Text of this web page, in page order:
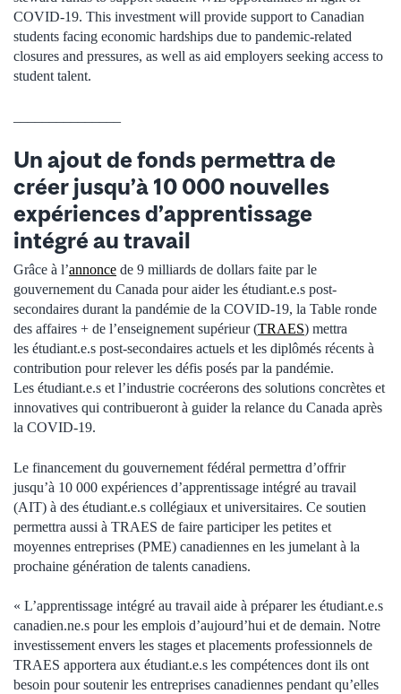
COVID-19. This investment will provide support to Canadian
students facing economic hardships due to pandemic-related
closures and pressures, as well as aid employers seeking access to
student talent.
Un ajout de fonds permettra de
créer jusqu’à 10 000 nouvelles
expériences d’apprentissage
intégré au travail
Grâce à l’annonce de 9 milliards de dollars faite par le
gouvernement du Canada pour aider les étudiant.e.s post-
secondaires durant la pandémie de la COVID-19, la Table ronde
des affaires + de l’enseignement supérieur (TRAES) mettra
les étudiant.e.s post-secondaires actuels et les diplômés récents à
contribution pour relever les défis posés par la pandémie.
Les étudiant.e.s et l’industrie cocréerons des solutions concrètes et
innovatives qui contribueront à guider la relance du Canada après
la COVID-19.
Le financement du gouvernement fédéral permettra d’offrir
jusqu’à 10 000 expériences d’apprentissage intégré au travail
(AIT) à des étudiant.e.s collégiaux et universitaires. Ce soutien
permettra aussi à TRAES de faire participer les petites et
moyennes entreprises (PME) canadiennes en les jumelant à la
prochaine génération de talents canadiens.
« L’apprentissage intégré au travail aide à préparer les étudiant.e.s
canadien.ne.s pour les emplois d’aujourd’hui et de demain. Notre
investissement envers les stages et placements professionnels de
TRAES apportera aux étudiant.e.s les compétences dont ils ont
besoin pour soutenir les entreprises canadiennes pendant qu’elles